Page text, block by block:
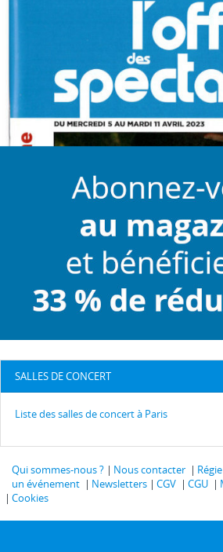
SALLES DE CONCERT
Liste des salles de concert à Paris
Qui sommes-nous ? Nous contacter
un événement
Newsletters CGV CGU
Cookies